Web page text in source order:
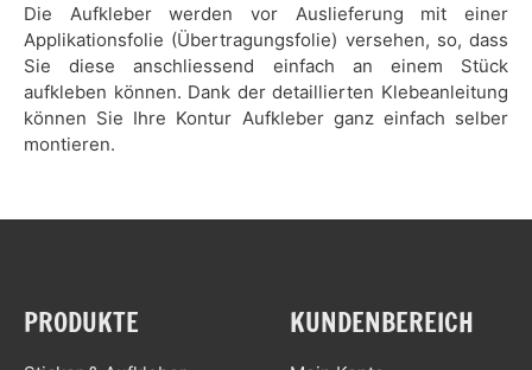
Die Aufkleber werden vor Auslieferung mit einer
Applikationsfolie (Übertragungsfolie) versehen, so, dass
Sie diese anschliessend einfach an einem Stück
aufkleben können. Dank der detaillierten Klebeanleitung
können Sie Ihre Kontur Aufkleber ganz einfach selber
montieren.
PRODUKTE KUNDENBEREICH